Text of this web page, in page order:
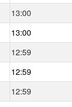
13:00
13:00
12:59
12:59
12:59